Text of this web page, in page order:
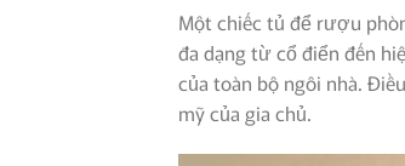
Một chiếc tủ để rượu
đa dạng từ cổ điển đến
của toàn bộ ngôi nhà.
mỹ của gia chủ.